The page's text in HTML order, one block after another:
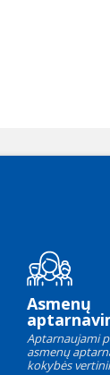
Asmenų
Aptarnaujami
asmenų
kokybės